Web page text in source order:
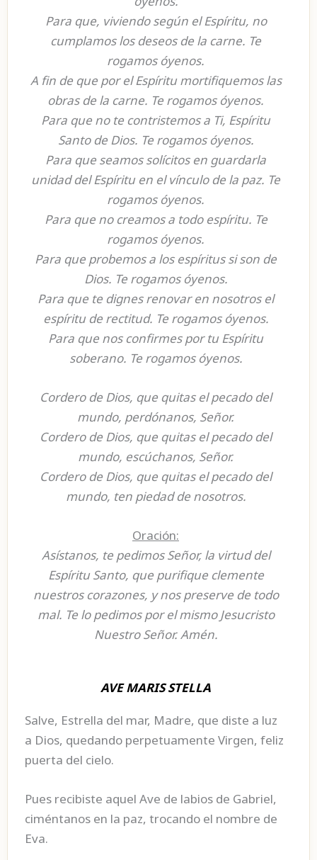
Para que, viviendo según el Espíritu, no
cumplamos los deseos de la carne. Te
rogamos óyenos.
A fin de que por el Espíritu mortifiquemos las
obras de la carne. Te rogamos óyenos.
Para que no te contristemos a Ti, Espíritu
Santo de Dios. Te rogamos óyenos.
Para que seamos solícitos en guardarla
unidad del Espíritu en el vínculo de la paz. Te
rogamos óyenos.
Para que no creamos a todo espíritu. Te
rogamos óyenos.
Para que probemos a los espíritus si son de
Dios. Te rogamos óyenos.
Para que te dignes renovar en nosotros el
espíritu de rectitud. Te rogamos óyenos.
Para que nos confirmes por tu Espíritu
soberano. Te rogamos óyenos.
Cordero de Dios, que quitas el pecado del
mundo, perdónanos, Señor.
Cordero de Dios, que quitas el pecado del
mundo, escúchanos, Señor.
Cordero de Dios, que quitas el pecado del
mundo, ten piedad de nosotros.
Oración:
Asístanos, te pedimos Señor, la virtud del
Espíritu Santo, que purifique clemente
nuestros corazones, y nos preserve de todo
mal. Te lo pedimos por el mismo Jesucristo
Nuestro Señor. Amén.
AVE MARIS STELLA
Salve, Estrella del mar, Madre, que diste a luz
a Dios, quedando perpetuamente Virgen, feliz
puerta del cielo.
Pues recibiste aquel Ave de labios de Gabriel,
ciméntanos en la paz, trocando el nombre de
Eva.